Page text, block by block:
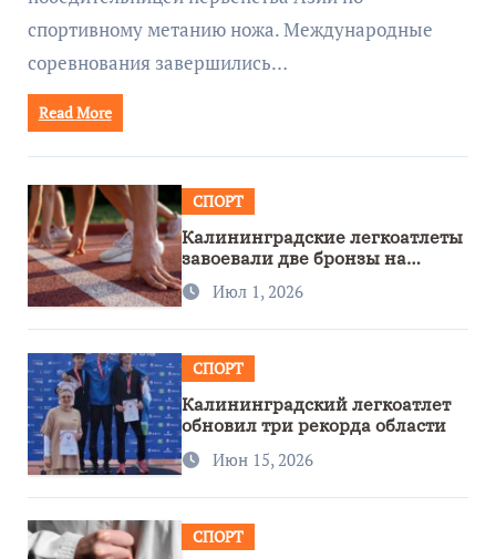
спортивному метанию ножа. Международные
соревнования завершились…
Read More
СПОРТ
Калининградские легкоатлеты
завоевали две бронзы на
первенстве России
Июл 1, 2026
СПОРТ
Калининградский легкоатлет
обновил три рекорда области
Июн 15, 2026
СПОРТ